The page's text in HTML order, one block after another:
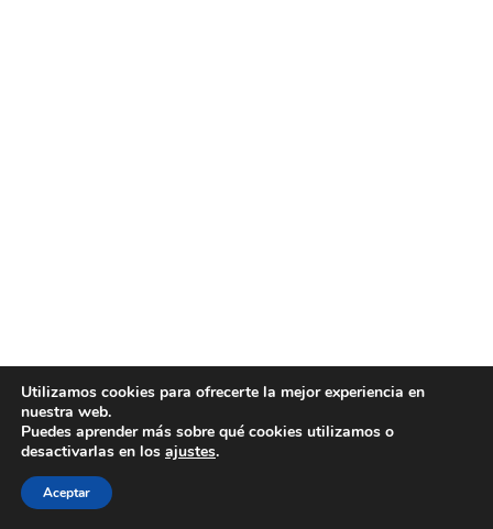
Utilizamos cookies para ofrecerte la mejor experiencia en
nuestra web.
Puedes aprender más sobre qué cookies utilizamos o
desactivarlas en los ajustes.
Aceptar